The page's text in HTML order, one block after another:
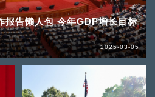
报告懒人包 今年GDP增长目标
2025-03-05